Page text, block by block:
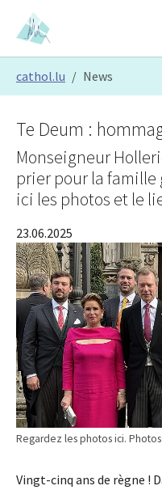
Skip to main content
Skip to page footer
cathol.lu News
Regardez les photos ici. Photos
Te Deum :
Monseigneur
prier pour la famille
ici les photos et le
23.06.2025
Vingt-cinq ans de règne !